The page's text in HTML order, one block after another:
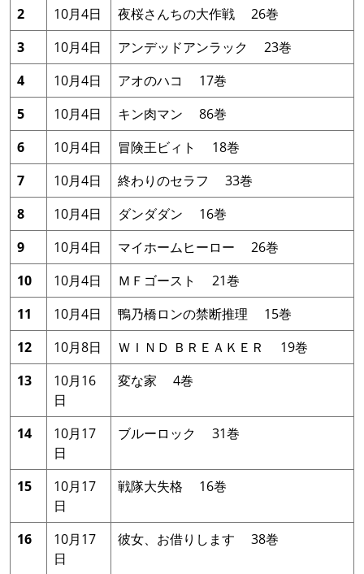
2
10月4日
夜桜さんちの大作戦 26巻
3
10月4日
アンデッドアンラック 23巻
4
10月4日
アオのハコ 17巻
5
10月4日
キン肉マン 86巻
6
10月4日
冒険王ビィト 18巻
7
10月4日
終わりのセラフ 33巻
8
10月4日
ダンダダン 16巻
9
10月4日
マイホームヒーロー 26巻
10
10月4日
ＭＦゴースト 21巻
11
10月4日
鴨乃橋ロンの禁断推理 15巻
12
10月8日
ＷＩＮＤ ＢＲＥＡＫＥＲ 19巻
13
10月16
日
変な家 4巻
14
10月17
日
ブルーロック 31巻
15
10月17
日
戦隊大失格 16巻
16
10月17
日
彼女、お借りします 38巻